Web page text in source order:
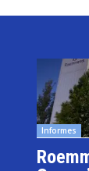
Informes